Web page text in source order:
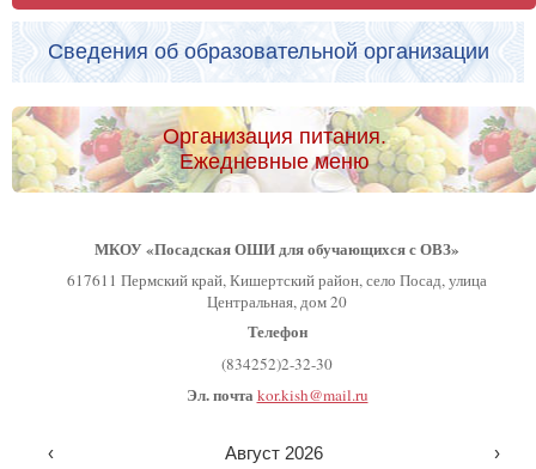
Сведения об образовательной организации
Организация питания.
Ежедневные меню
МКОУ «Посадская ОШИ для обучающихся с ОВЗ»
617611 Пермский край, Кишертский район, село Посад, улица
Центральная, дом 20
Телефон
(834252)2-32-30
Эл. почта kor.kish@mail.ru
‹ Август 2026 ›